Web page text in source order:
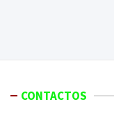
CONTACTOS